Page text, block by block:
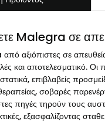
Malegra σε
αξιόπιστες σε
και αποτελεσματικό.
επιβλαβείς
σοβαρές
πηγές τηρούν τους
εξασφαλίζοντας